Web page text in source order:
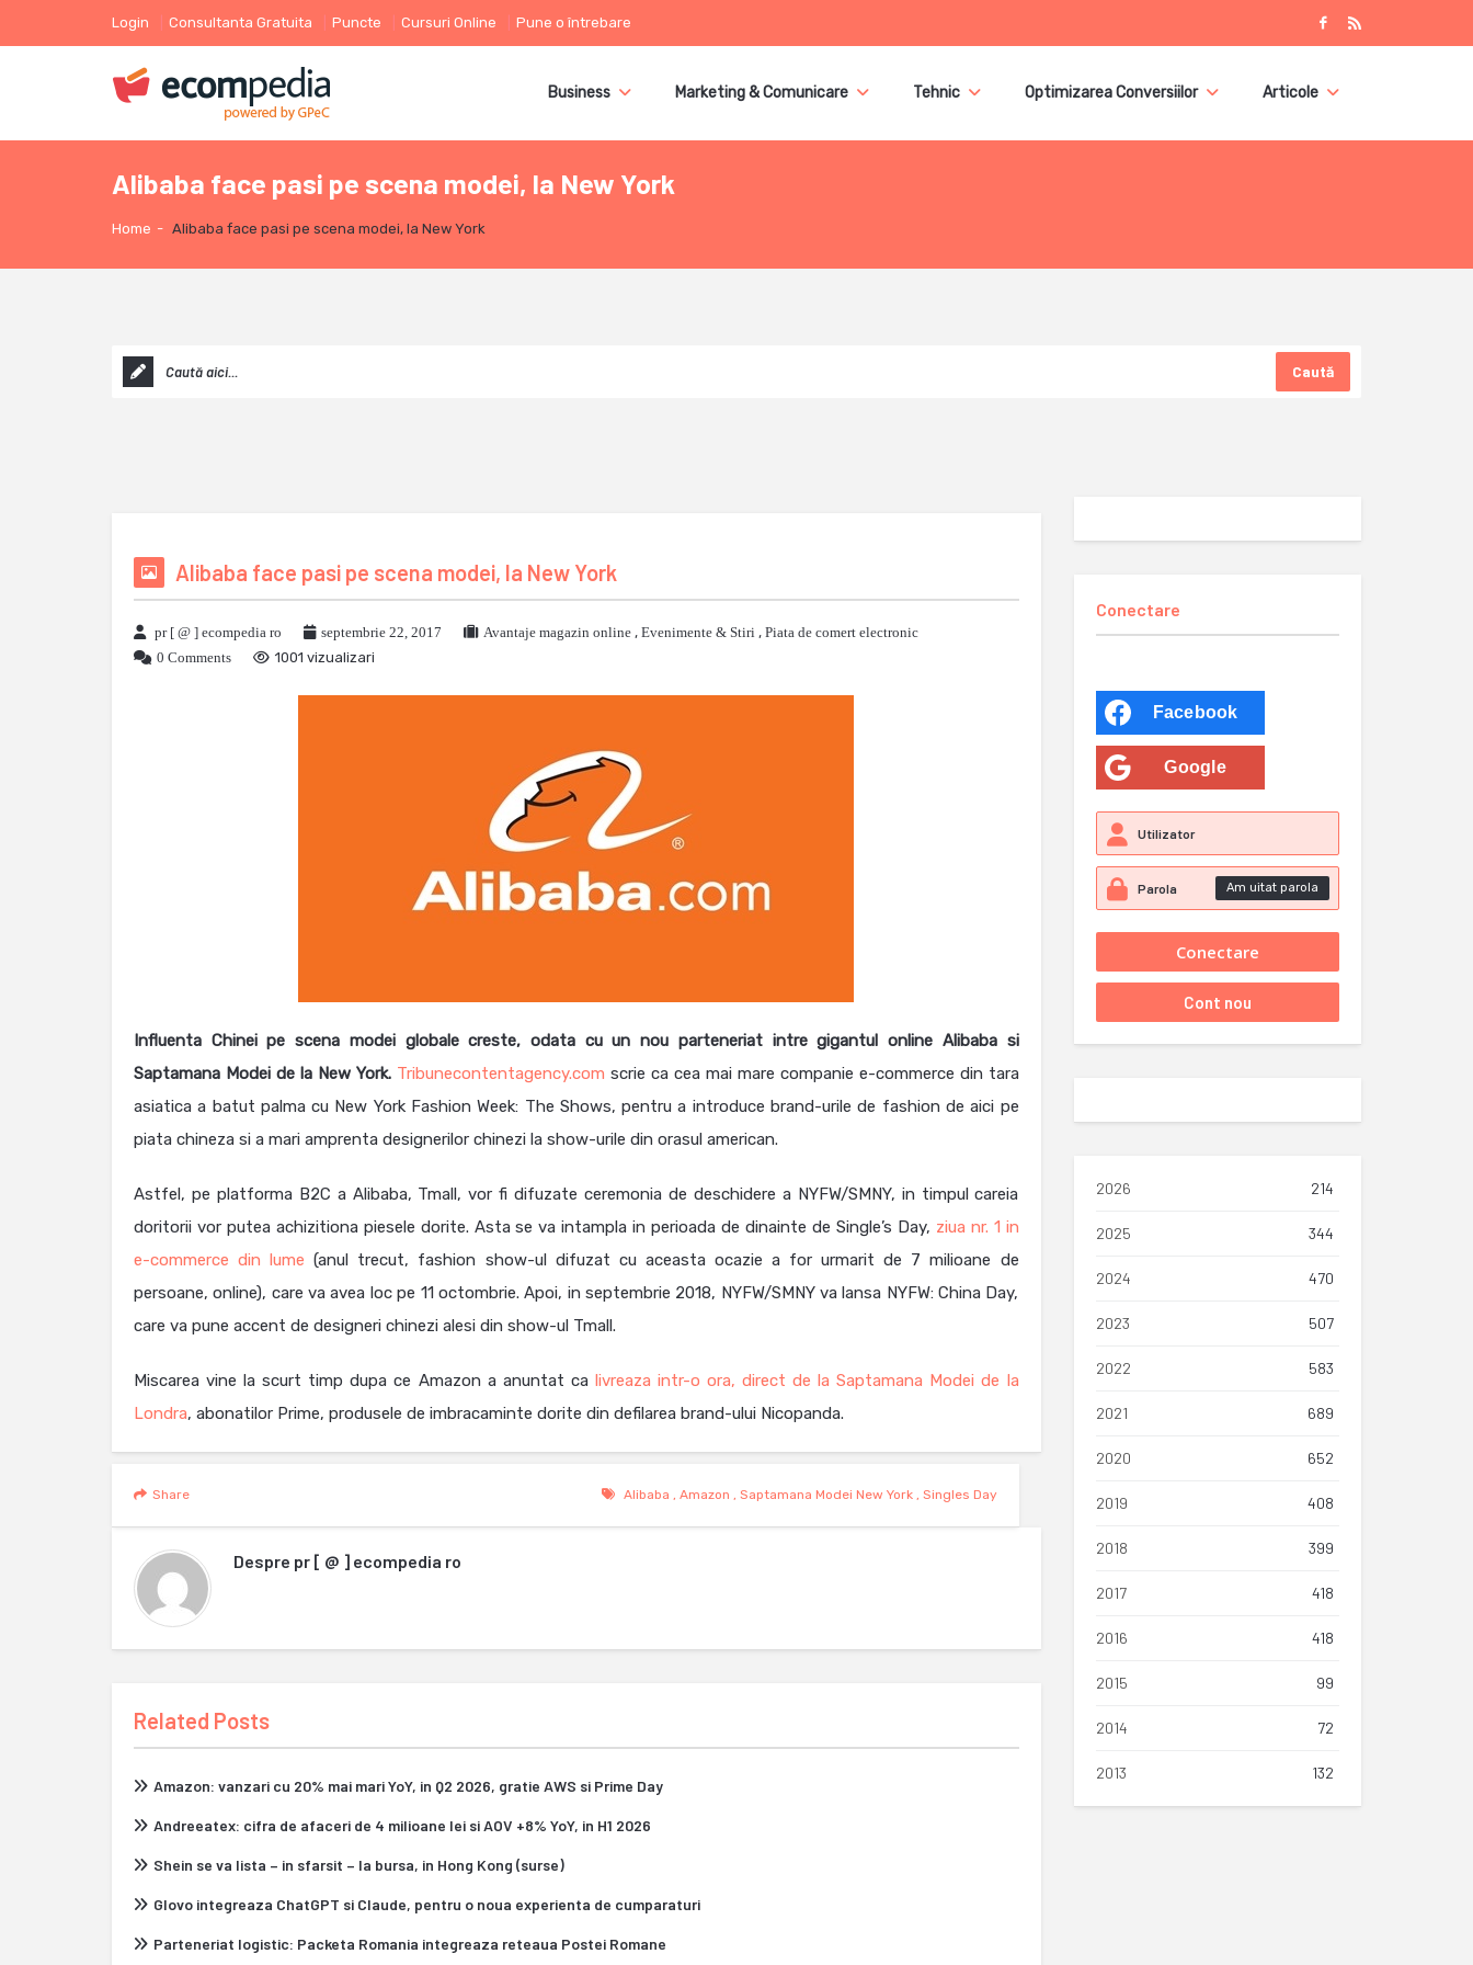
Login Consultanta Gratuita Puncte Cursuri Online Pune o întrebare
Business Marketing & Comunicare Tehnic Optimizarea Conversiilor Articole
Alibaba face pasi pe scena modei, la New York
Home - Alibaba face pasi pe scena modei, la New York
Caută
Alibaba face pasi pe scena modei, la New York
pr [ @ ] ecompedia ro septembrie 22, 2017 Avantaje magazin online , Evenimente & Stiri , Piata de comert electronic
0 Comments
1001 vizualizari
Influenta Chinei pe scena modei globale creste, odata cu un nou parteneriat intre gigantul online Alibaba si
Saptamana Modei de la New York. Tribunecontentagency.com scrie ca cea mai mare companie e-commerce din tara
asiatica a batut palma cu New York Fashion Week: The Shows, pentru a introduce brand-urile de fashion de aici pe
piata chineza si a mari amprenta designerilor chinezi la show-urile din orasul american.
Astfel, pe platforma B2C a Alibaba, Tmall, vor fi difuzate ceremonia de deschidere a NYFW/SMNY, in timpul careia
doritorii vor putea achizitiona piesele dorite. Asta se va intampla in perioada de dinainte de Single’s Day, ziua nr. 1 in
e-commerce din lume (anul trecut, fashion show-ul difuzat cu aceasta ocazie a for urmarit de 7 milioane de
persoane, online), care va avea loc pe 11 octombrie. Apoi, in septembrie 2018, NYFW/SMNY va lansa NYFW: China Day,
care va pune accent de designeri chinezi alesi din show-ul Tmall.
Miscarea vine la scurt timp dupa ce Amazon a anuntat ca livreaza intr-o ora, direct de la Saptamana Modei de la
Londra, abonatilor Prime, produsele de imbracaminte dorite din defilarea brand-ului Nicopanda.
Alibaba , Amazon , Saptamana Modei New York, Singles Day
Share
Despre pr [ @ ] ecompedia ro
Related Posts
Amazon: vanzari cu 20% mai mari YoY, in Q2 2026, gratie AWS si Prime Day
Andreeatex: cifra de afaceri de 4 milioane lei si AOV +8% YoY, in H1 2026
Shein se va lista – in sfarsit – la bursa, in Hong Kong (surse)
Glovo integreaza ChatGPT si Claude, pentru o noua experienta de cumparaturi
Parteneriat logistic: Packeta Romania integreaza reteaua Postei Romane
Conectare
Facebook
Google
Am uitat parola
2026 214
2025 344
2024 470
2023 507
2022 583
2021 689
2020 652
2019 408
2018 399
2017 418
2016 418
2015 99
2014 72
2013 132